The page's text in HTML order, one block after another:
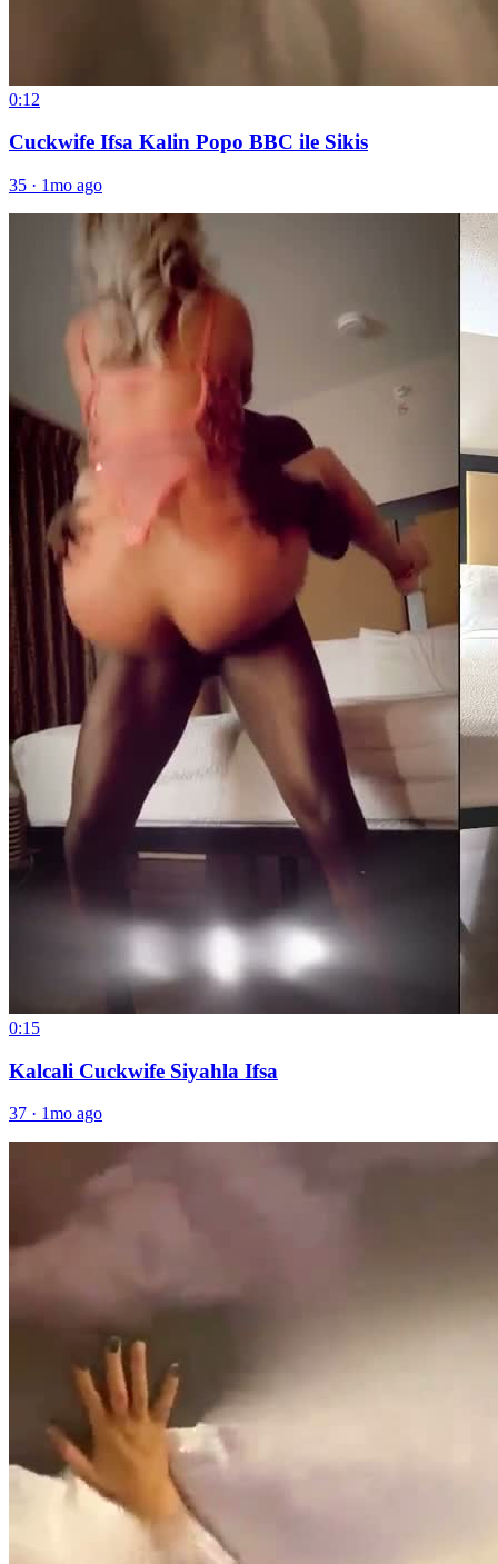
0:12
Cuckwife Ifsa Kalin Popo BBC ile Sikis
35 · 1mo ago
0:15
Kalcali Cuckwife Siyahla Ifsa
37 · 1mo ago